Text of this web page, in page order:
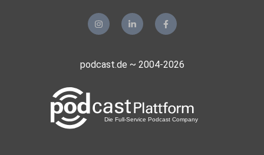
podcast.de ~ 2004-2026